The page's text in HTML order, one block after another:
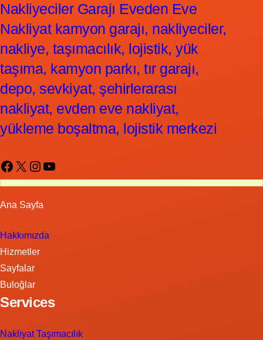
Nakliyeciler Garajı Eveden Eve
Nakliyat kamyon garajı, nakliyeciler,
nakliye, taşımacılık, lojistik, yük
taşıma, kamyon parkı, tır garajı,
depo, sevkiyat, şehirlerarası
nakliyat, evden eve nakliyat,
yükleme boşaltma, lojistik merkezi
Facebook X Instagram YouTube
Ana Sayfa
Hakkımızda
Hizmetler
Sayfalar
Buloğlar
Services
Nakliyat Taşımacılık